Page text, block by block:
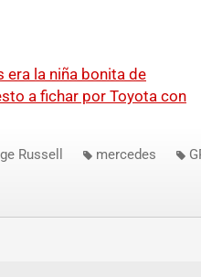
era la niña bonita de
a fichar por Toyota con
Russell mercedes